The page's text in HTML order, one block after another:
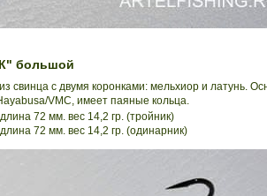
большой
свинца с двумя коронками: мельхиор и латунь.
VMC, имеет паяные кольца.
72 мм. вес 14,2 гр. (тройник)
72 мм. вес 14,2 гр. (одинарник)